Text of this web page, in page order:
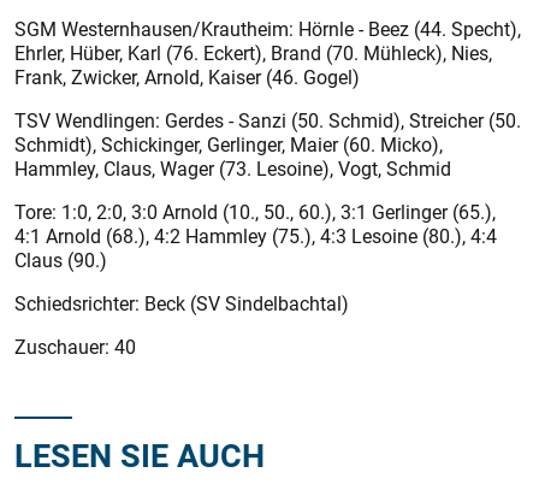
SGM Westernhausen/Krautheim: Hörnle - Beez (44. Specht),
Ehrler, Hüber, Karl (76. Eckert), Brand (70. Mühleck), Nies,
Frank, ­Zwicker, Arnold, Kaiser (46. Gogel)
TSV Wendlingen: Gerdes - Sanzi (50. ­Schmid), Streicher (50.
Schmidt), Schickinger, Gerlinger, Maier (60. Micko),
Hammley, Claus, Wager (73. Lesoine), Vogt, Schmid
Tore: 1:0, 2:0, 3:0 Arnold (10., 50., 60.), 3:1 Gerlinger (65.),
4:1 Arnold (68.), 4:2 Hammley (75.), 4:3 Lesoine (80.), 4:4
Claus (90.)
Schiedsrichter: Beck (SV Sindelbachtal)
Zuschauer: 40
LESEN SIE AUCH